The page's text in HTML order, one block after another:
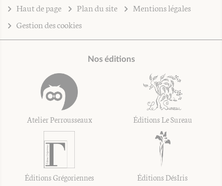
Haut de page Plan du site
Mentions légales
Gestion des cookies
Nos éditions
Atelier Perrousseaux Éditions Le Sureau
Éditions Grégoriennes Éditions DésIris